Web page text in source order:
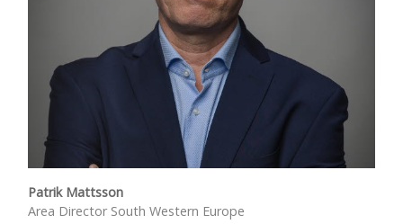
Patrik Mattsson
Area Director South Western Europe